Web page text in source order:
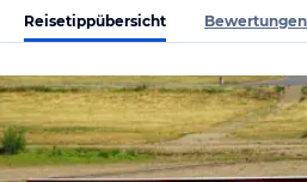
Reisetippübersicht Bewertungen